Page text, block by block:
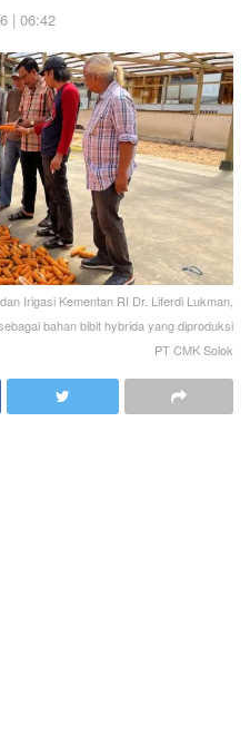
| 06:42
Irigasi Kementan RI Dr. Liferdi Lukman,
bahan bibit hybrida yang diproduksi
PT CMK Solok